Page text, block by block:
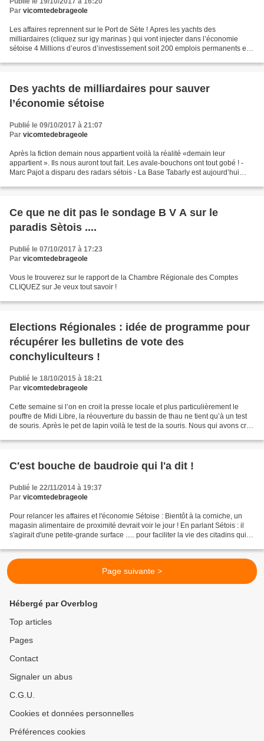
Par vicomtedebrageole
Les affaires reprennent sur le Port de Sète ! Apres les yachts des
milliardaires (cliquez sur igy marinas ) qui vont injecter dans l’économie
sétoise 4 Millions d’euros d’investissement soit 200 emplois permanents et
Des yachts de milliardaires pour sauver
l’économie sétoise
Publié le 09/10/2017 à 21:07
Par vicomtedebrageole
Après la fiction demain nous appartient voilà la réalité «demain leur
appartient ». Ils nous auront tout fait. Les avale-bouchons ont tout gobé ! -
Marc Pajot a disparu des radars sétois - La Base Tabarly est aujourd’hui
Ce que ne dit pas le sondage B V A sur le
paradis Sètois ....
Publié le 07/10/2017 à 17:23
Par vicomtedebrageole
Vous le trouverez sur le rapport de la Chambre Régionale des Comptes
CLIQUEZ sur Je veux tout savoir !
Elections Régionales : idée de programme pour
récupérer les bulletins de vote des
conchyliculteurs !
Publié le 18/10/2015 à 18:21
Par vicomtedebrageole
Cette semaine si l’on en croit la presse locale et plus particulièrement le
pouffre de Midi Libre, la réouverture du bassin de thau ne tient qu’à un test
de souris. Après le pet de lapin voilà le test de la souris. Nous qui avons cru
C'est bouche de baudroie qui l'a dit !
Publié le 22/11/2014 à 19:37
Par vicomtedebrageole
Pour relancer les affaires et l'économie Sétoise : Bientôt à la corniche, un
magasin alimentaire de proximité devrait voir le jour ! En parlant Sétois : il
s'agirait d'une petite-grande surface ..... pour faciliter la vie des citadins qui
Page suivante >
Hébergé par Overblog
Top articles
Pages
Contact
Signaler un abus
C.G.U.
Cookies et données personnelles
Préférences cookies